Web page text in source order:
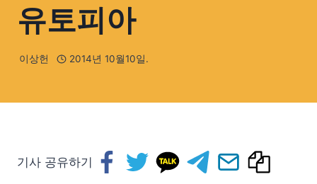
유토피아
이상헌 2014년 10월10일.
기사 공유하기